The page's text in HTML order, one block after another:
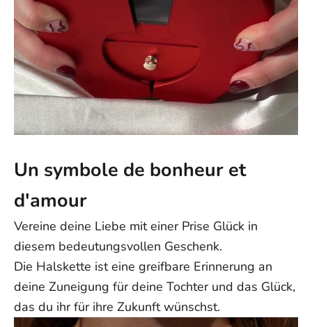
Un symbole de bonheur et
d'amour
Vereine deine Liebe mit einer Prise Glück in
diesem bedeutungsvollen Geschenk.
Die Halskette ist eine greifbare Erinnerung an
deine Zuneigung für deine Tochter und das Glück,
das du ihr für ihre Zukunft wünschst.